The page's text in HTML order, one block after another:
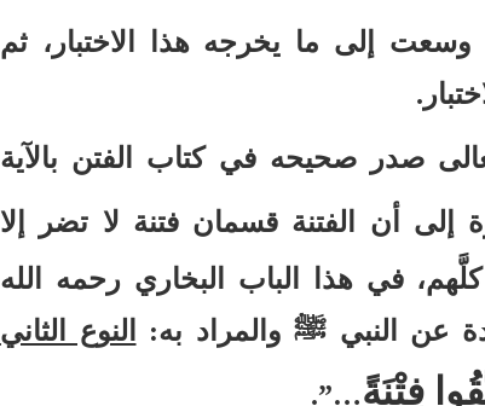
وسعت إلى ما يخرجه هذا الاختبار، ثم
.
صدر صحيحه في كتاب الفتن بالآية
إلى أن الفتنة قسمان فتنة لا تضر إلا
في هذا الباب البخاري رحمه الله
عن النبي ﷺ والمراد به: النوع الثاني
فِتْنَةً…”.